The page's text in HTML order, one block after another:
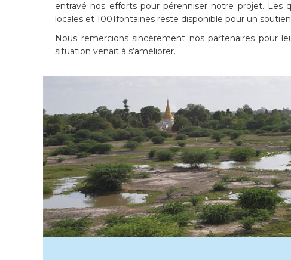
entravé nos efforts pour pérenniser notre projet. Les
locales et 1001fontaines reste disponible pour un
Nous remercions sincèrement nos partenaires pour
situation venait à s’améliorer.